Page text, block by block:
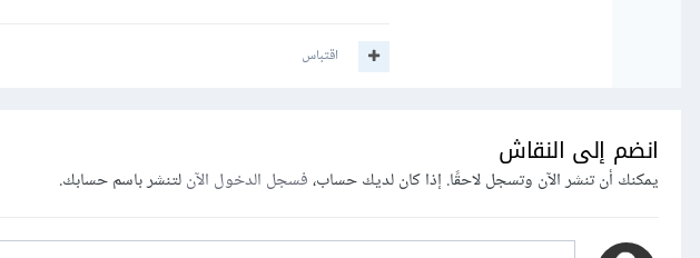
اقتباس
انضم إلى النقاش
يمكنك أن تنشر الآن وتسجل لاحقًا. إذا كان لديك حساب،فسجل الدخول الآنلتنشر باسم حسابك.